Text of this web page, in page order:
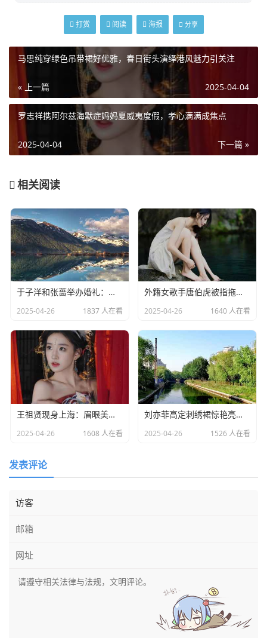
打赏 阅读 海报 分享
马思纯穿绿色吊带裙好优雅，春日街头演绎港风魅力引关注
« 上一篇 2025-04-04
罗志祥携阿尔兹海默症妈妈夏威夷度假，孝心满满成焦点
下一篇 »
2025-04-04
相关阅读
于子洋和张蔷举办婚礼：一对赛场情场双丰收的人生赢家​
2025-04-26 1837 人在看
外籍女歌手唐伯虎被指拖欠劳务费：明星责任不应该缺席​
2025-04-26 1640 人在看
王祖贤现身上海：眉眼美丽气质优雅，时光难掩女神风采
2025-04-26 1608 人在看
​刘亦菲高定刺绣裙惊艳亮相：皮肤白到发光诠释东方美学​
2025-04-26 1526 人在看
发表评论